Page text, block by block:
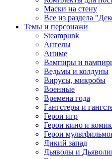
Маски на стену
Все из раздела
Темы и персонажи
Steampunk
Ангелы
Аниме
Вампиры и
Ведьмы и колдуны
Вирусы, микробы
Военные
Времена года
Гангстеры и
Герои игр
Герои кино и
Герои
Дикий запад
Дьяволы и